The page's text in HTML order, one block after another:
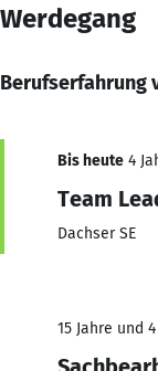
Werdegang
Berufserfahrung
Bis heute 4
Team
Dachser SE
15 Jahre und